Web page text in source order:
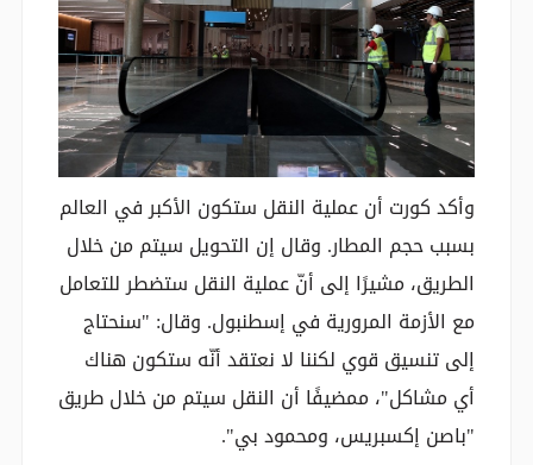
وأكد كورت أن عملية النقل ستكون الأكبر في العالم
بسبب حجم المطار. وقال إن التحويل سيتم من خلال
الطريق، مشيرًا إلى أنّ عملية النقل ستضطر للتعامل
مع الأزمة المرورية في إسطنبول. وقال: "سنحتاج
إلى تنسيق قوي لكننا لا نعتقد أنّه ستكون هناك
أي مشاكل"، ممضيفًا أن النقل سيتم من خلال طريق
"باصن إكسبريس، ومحمود بي".